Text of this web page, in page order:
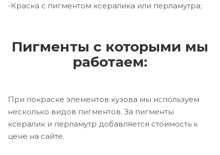
-Краска с пигментом ксералика или перламутра;
Пигменты с которыми мы
работаем:
При покраске элементов кузова мы используем
несколько видов пигментов. За пигменты
ксералик и перламутр добавляется стоимость к
цене на сайте.